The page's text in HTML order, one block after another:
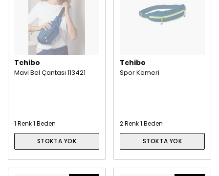
Tchibo
Mavi Bel Çantası 113421
1 Renk 1 Beden
STOKTA YOK
Tchibo
Spor Kemeri
2 Renk 1 Beden
STOKTA YOK